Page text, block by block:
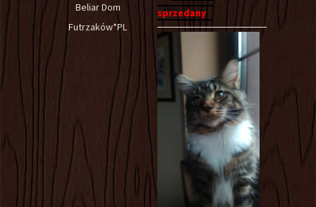
Beliar Dom
Futrzaków*PL
sprzedany